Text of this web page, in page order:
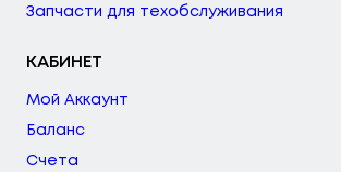
Запчасти для техобслуживания
КАБИНЕТ
Мой Аккаунт
Баланс
Счета